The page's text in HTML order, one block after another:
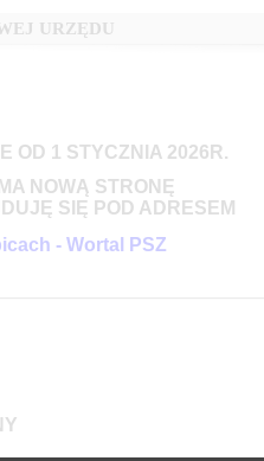
URZĘDU
OD 1 STYCZNIA 2026R.
NOWĄ STRONĘ
SIĘ POD ADRESEM
- Wortal PSZ